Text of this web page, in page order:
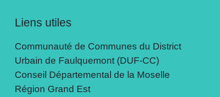
Liens utiles
Communauté de Communes du District
Urbain de Faulquemont (DUF-CC)
Conseil Départemental de la Moselle
Région Grand Est